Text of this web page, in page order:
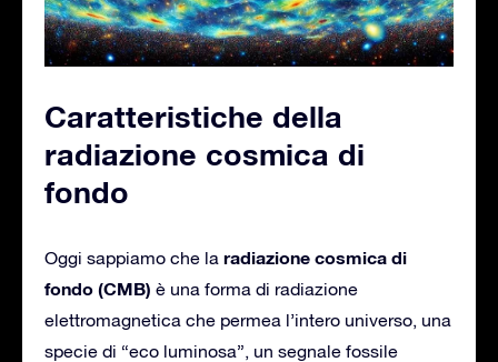
Caratteristiche della
radiazione cosmica di
fondo
Oggi sappiamo che la radiazione cosmica di
fondo (CMB) è una forma di radiazione
elettromagnetica che permea l’intero universo, una
specie di “eco luminosa”, un segnale fossile